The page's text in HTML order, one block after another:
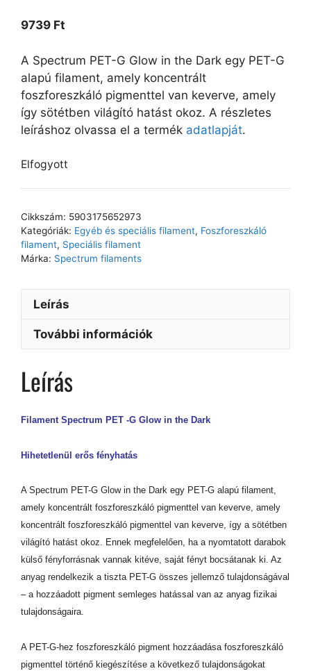
9739 Ft
A Spectrum PET-G Glow in the Dark egy PET-G
alapú filament, amely koncentrált
foszforeszkáló pigmenttel van keverve, amely
így sötétben világító hatást okoz. A részletes
leíráshoz olvassa el a termék adatlapját.
Elfogyott
Cikkszám: 5903175652973
Kategóriák: Egyéb és speciális filament, Foszforeszkáló
filament, Speciális filament
Márka: Spectrum filaments
Leírás
További információk
Leírás
Filament Spectrum PET -G Glow in the Dark
Hihetetlenül erős fényhatás
A Spectrum PET-G Glow in the Dark egy PET-G alapú filament,
amely koncentrált foszforeszkáló pigmenttel van keverve, amely
koncentrált foszforeszkáló pigmenttel van keverve, így a sötétben
világító hatást okoz. Ennek megfelelően, ha a nyomtatott darabok
külső fényforrásnak vannak kitéve, saját fényt bocsátanak ki. Az
anyag rendelkezik a tiszta PET-G összes jellemző tulajdonságával
– a hozzáadott pigment semleges hatással van az anyag fizikai
tulajdonságaira.
A PET-G-hez foszforeszkáló pigment hozzáadása foszforeszkáló
pigmenttel történő kiegészítése a következő tulajdonságokat